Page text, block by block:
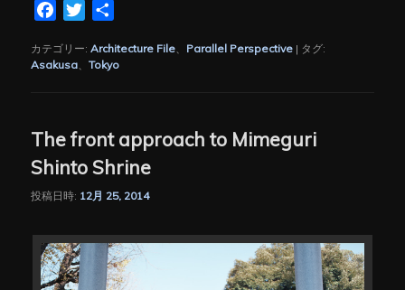
FacebookTwitter
カテゴリー: Architecture File、 Parallel Perspective | タグ:
Asakusa、Tokyo
The front approach to Mimeguri
Shinto Shrine
投稿日時: 12月 25, 2014